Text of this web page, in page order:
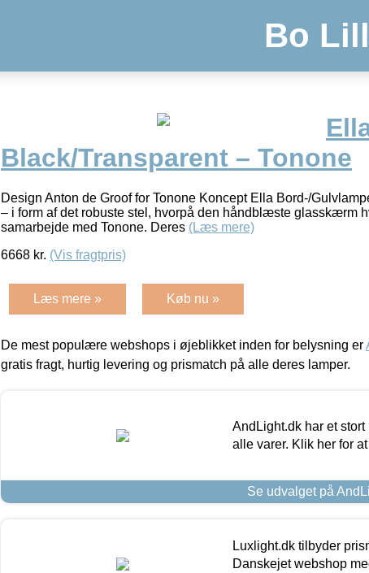
Bo
Black/Transparent – Tonone
Design Anton de Groof for Tonone Koncept Ella Bord-/
– i form af det robuste stel, hvorpå den håndblæste glasskærm
samarbejde med Tonone. Deres (Læs mere)
6668 kr. (Vis fragtpris)
Læs mere » Køb nu »
De mest populære webshops i øjeblikket inden for belysning er
gratis fragt, hurtig levering og prismatch på alle deres lamper.
AndLight.dk har et
alle varer. Klik her for
Se udvalget på
Luxlight.dk tilbyder
Danskejet webshop